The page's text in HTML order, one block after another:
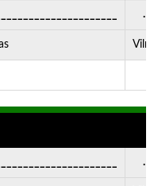
. . .
. . .